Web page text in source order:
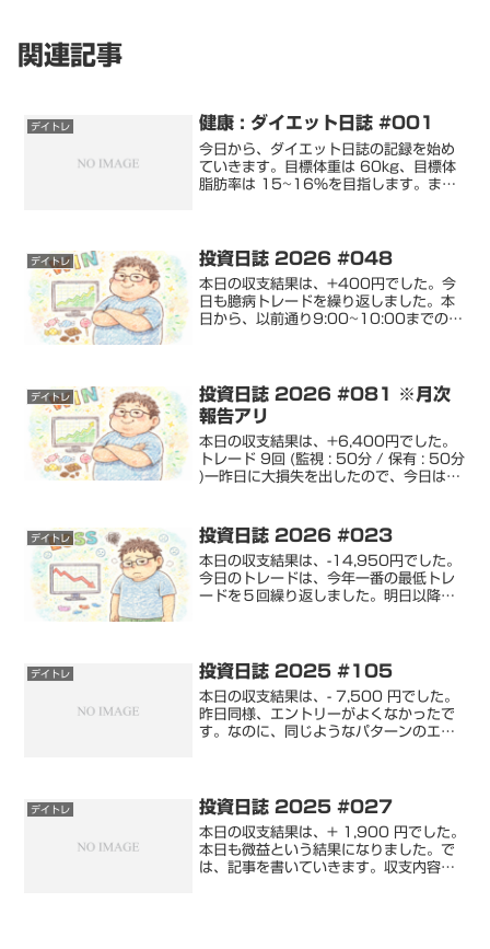
関連記事
デイトレ 健康 : ダイエット日誌 #001
今日から、ダイエット日誌の記録を始め
ていきます。目標体重は 60kg、目標体
脂肪率は 15~16%を目指します。また
ます。では、...
デイトレ 投資日誌 2026 #048
本日の収支結果は、+400円でした。今
日も臆病トレードを繰り返しました。本
日から、以前通り9:00~10:00までのみ
ら、素直...
デイトレ
投資日誌 2026 #081 ※月次
報告アリ
本日の収支結果は、+6,400円でした。
トレード 9回 (監視 : 50分 / 保有 : 50分
)一昨日に大損失を出したので、今日は慎
を見せていたので、「下げスタートだ...
デイトレ 投資日誌 2026 #023
本日の収支結果は、-14,950円でした。
今日のトレードは、今年一番の最低トレ
ードを５回繰り返しました。明日以降、
ールを守れないなら、...
デイトレ 投資日誌 2025 #105
本日の収支結果は、- 7,500 円でした。
昨日同様、エントリーがよくなかったで
す。なのに、同じようなパターンのエン
3,200 円...
デイトレ 投資日誌 2025 #027
本日の収支結果は、+ 1,900 円でした。
本日も微益という結果になりました。で
は、記事を書いていきます。収支内容＆